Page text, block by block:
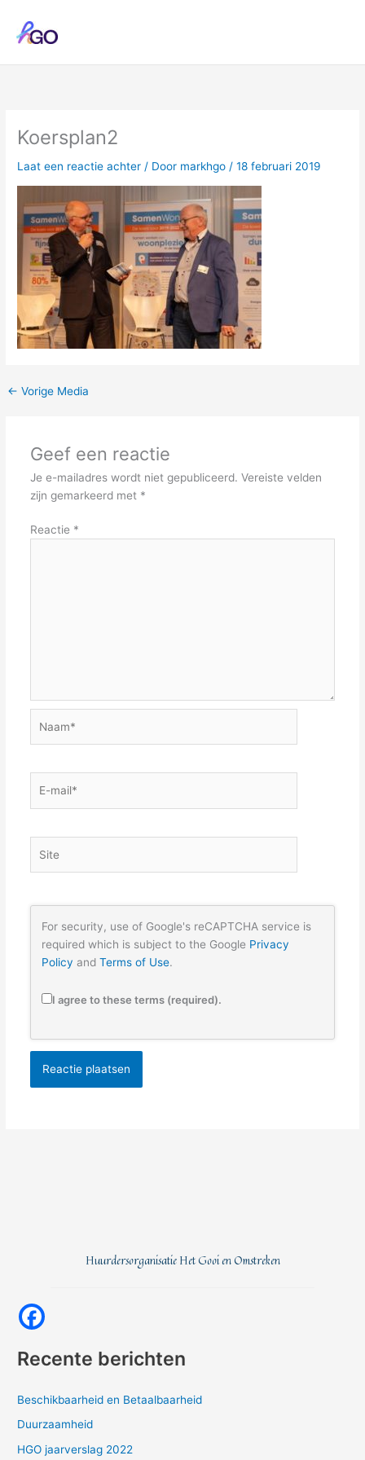
naar
inhoud
Koersplan2
Laat een reactie achter / Door markhgo /18 februari 2019
← Vorige Media
Geef een reactie
Je e-mailadres wordt niet gepubliceerd. Vereiste velden
zijn gemarkeerd met *
Reactie *
mail*
For security, use of Google's reCAPTCHA service is
required which is subject to the Google Privacy
Policy andTerms of Use.
I agree to these terms (required).
Huurdersorganisatie Het Gooi en Omstreken
Recente berichten
Beschikbaarheid en Betaalbaarheid
Duurzaamheid
HGO jaarverslag 2022